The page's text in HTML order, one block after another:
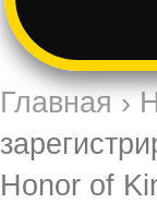
Главная›
Honor of